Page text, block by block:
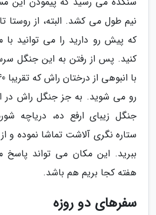
نیم طول می کشد. البته، از روستا
که پیش رو دارید را می توانید
کنید. پس از رفتن به این جنگل
رو می شوید. به جز جنگل راش در
جنگل زیبای ارفع ده، دریاچه
ستاره نگری آلاشت تماشا نموده و
ببرید. این مکان می تواند پاسخ
هفته کجا بریم هم باشد.
سفرهای دو روزه